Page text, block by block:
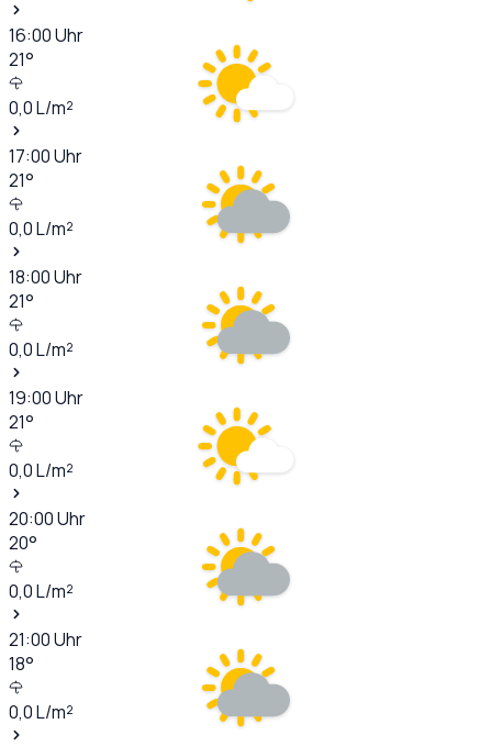
16:00Uhr
21°
0,0L/m²
17:00Uhr
21°
0,0L/m²
18:00Uhr
21°
0,0L/m²
19:00Uhr
21°
0,0L/m²
20:00Uhr
20°
0,0L/m²
21:00Uhr
18°
0,0L/m²